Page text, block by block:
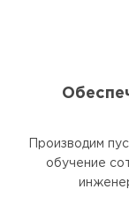
Производим
обучение